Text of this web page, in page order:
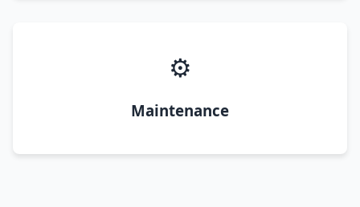
⚙️
Maintenance